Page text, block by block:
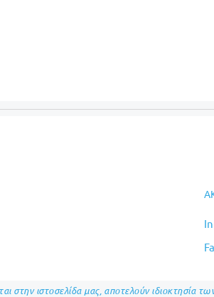
στην ιστοσελίδα μας, αποτελούν ιδιοκτησία